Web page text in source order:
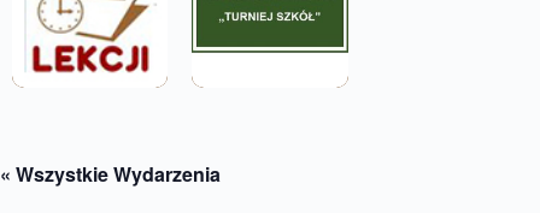
« Wszystkie Wydarzenia